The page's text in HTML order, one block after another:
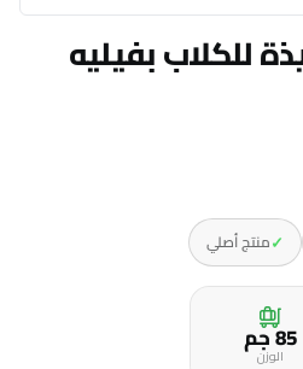
للكلاب بفيليه
✓منتج أصلي
85 جمالوزن